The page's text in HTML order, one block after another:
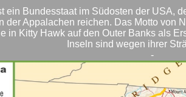
ein Bundesstaat im Südosten der USA,
der Appalachen reichen. Das Motto von
in Kitty Hawk auf den Outer Banks als
Inseln sind wegen ihrer
-